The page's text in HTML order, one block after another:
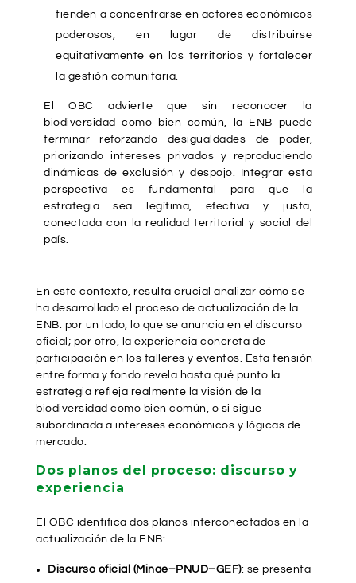
tienden a concentrarse en actores económicos
poderosos, en lugar de distribuirse
equitativamente en los territorios y fortalecer
la gestión comunitaria.
El OBC advierte que sin reconocer la
biodiversidad como bien común, la ENB puede
terminar reforzando desigualdades de poder,
priorizando intereses privados y reproduciendo
dinámicas de exclusión y despojo. Integrar esta
perspectiva es fundamental para que la
estrategia sea legítima, efectiva y justa,
conectada con la realidad territorial y social del
país.
En este contexto, resulta crucial analizar cómo se
ha desarrollado el proceso de actualización de la
ENB: por un lado, lo que se anuncia en el discurso
oficial; por otro, la experiencia concreta de
participación en los talleres y eventos. Esta tensión
entre forma y fondo revela hasta qué punto la
estrategia refleja realmente la visión de la
biodiversidad como bien común, o si sigue
subordinada a intereses económicos y lógicas de
mercado.
Dos planos del proceso: discurso y
experiencia
El OBC identifica dos planos interconectados en la
actualización de la ENB:
Discurso oficial (Minae–PNUD–GEF): se presenta